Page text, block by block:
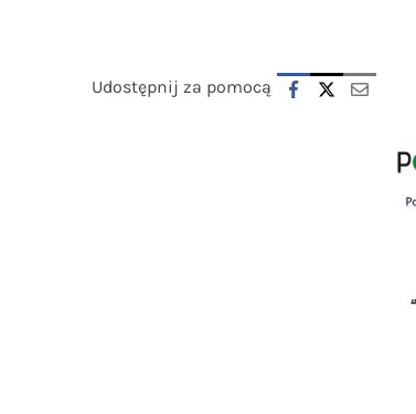
Udostępnij za pomocą